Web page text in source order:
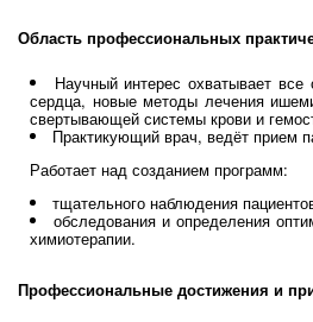
Область профессиональных
Научный интерес охватывает все
сердца, новые методы лечения
свертывающей системы крови и
Практикующий врач, ведёт прием
Работает над созданием программ:
тщательного наблюдения
обследования и определения
химиотерапии.
Профессиональные достижения и